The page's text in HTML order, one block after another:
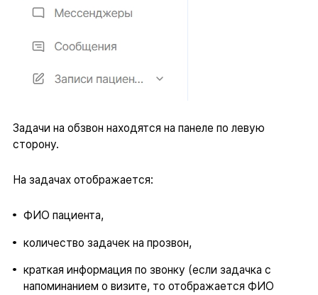
Задачи на обзвон находятся на панеле по левую
сторону.
На задачах отображается:
ФИО пациента,
количество задачек на прозвон,
краткая информация по звонку (если задачка с
напоминанием о визите, то отображается ФИО